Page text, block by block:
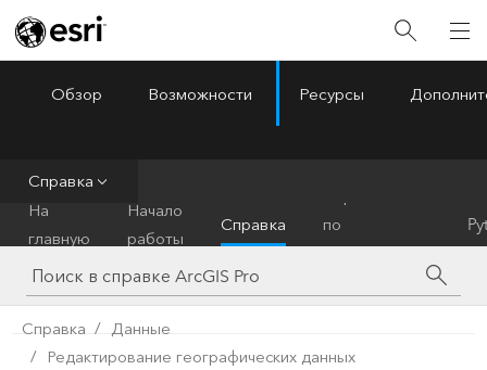
ArcGIS Pro
Обзор Возможности Ресурсы
Справка
На
главную
Начало
работы
Справка
по
инструментам
Справка
Данные
Редактирование географических данных